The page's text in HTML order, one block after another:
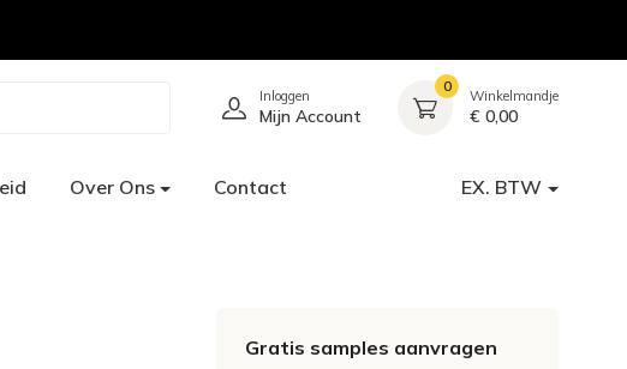
Inloggen
Mijn Account
0
Winkelmandje
€ 0,00
Over Ons Contact EX. BTW
Gratis samples aanvragen